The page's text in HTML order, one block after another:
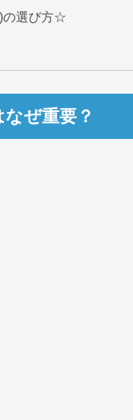
の選び方☆
ぜ重要？